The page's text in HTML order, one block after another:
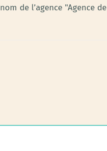
de l’agence "Agence